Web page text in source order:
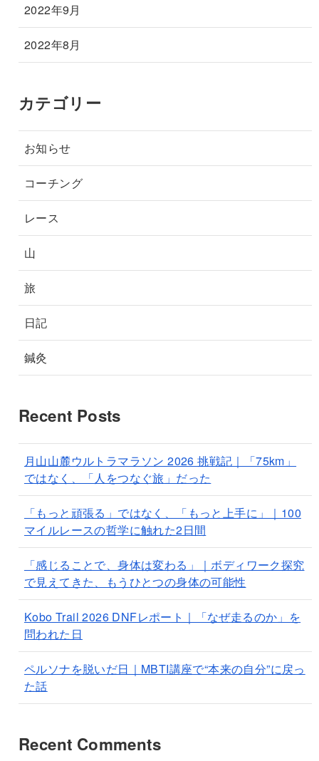
2022年9月
2022年8月
カテゴリー
お知らせ
コーチング
レース
山
旅
日記
鍼灸
Recent Posts
月山山麓ウルトラマラソン 2026 挑戦記｜「75km」
ではなく、「人をつなぐ旅」だった
「もっと頑張る」ではなく、「もっと上手に」｜100
マイルレースの哲学に触れた2日間
「感じることで、身体は変わる」｜ボディワーク探究
で見えてきた、もうひとつの身体の可能性
Kobo Trail 2026 DNFレポート｜「なぜ走るのか」を
問われた日
ペルソナを脱いだ日｜MBTI講座で“本来の自分”に戻っ
た話
Recent Comments